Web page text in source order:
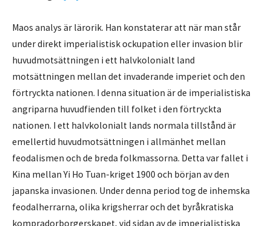
Maos analys är lärorik. Han konstaterar att när man står
under direkt imperialistisk ockupation eller invasion blir
huvudmotsättningen i ett halvkolonialt land
motsättningen mellan det invaderande imperiet och den
förtryckta nationen. I denna situation är de imperialistiska
angriparna huvudfienden till folket i den förtryckta
nationen. I ett halvkolonialt lands normala tillstånd är
emellertid huvudmotsättningen i allmänhet mellan
feodalismen och de breda folkmassorna. Detta var fallet i
Kina mellan Yi Ho Tuan-kriget 1900 och början av den
japanska invasionen. Under denna period tog de inhemska
feodalherrarna, olika krigsherrar och det byråkratiska
kompradorborgerskapet, vid sidan av de imperialistiska